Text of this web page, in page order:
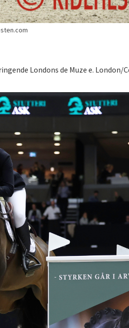
Londons de Muze e.